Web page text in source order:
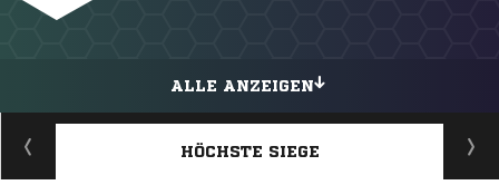
ALLE ANZEIGEN
HÖCHSTE SIEGE